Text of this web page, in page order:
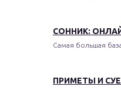
СОННИК:
Самая большая
ПРИМЕТЫ И